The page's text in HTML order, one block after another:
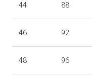
44 88
46 92
48 96